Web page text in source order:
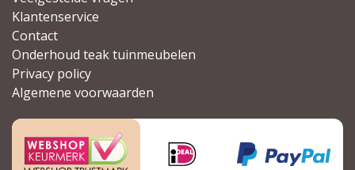
Klantenservice
Contact
Onderhoud teak tuinmeubelen
Privacy policy
Algemene voorwaarden